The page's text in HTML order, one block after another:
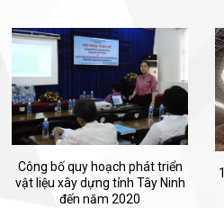
Công bố quy hoạch phát triển
vật liệu xây dựng tỉnh Tây Ninh
đến năm 2020